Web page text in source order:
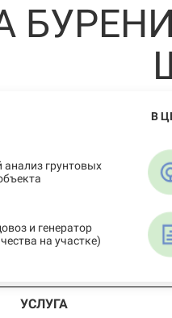
В
грунтовых
и генератор
на участке)
УСЛУГА